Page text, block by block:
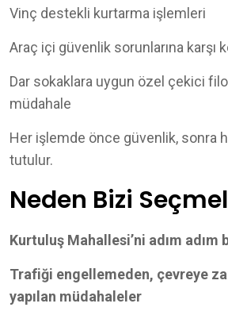
Vinç destekli kurtarma işlemleri
Araç içi güvenlik sorunlarına karşı
Dar sokaklara uygun özel çekici
müdahale
Her işlemde önce güvenlik, sonra
tutulur.
Neden Bizi
Kurtuluş Mahallesi’ni adım adım
Trafiği engellemeden, çevreye
yapılan müdahaleler